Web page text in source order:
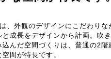
、外観のデザインにこだわりな
成長をデザインから計画。吹
んだ空間づくりは、普通の2階
間が特長です。